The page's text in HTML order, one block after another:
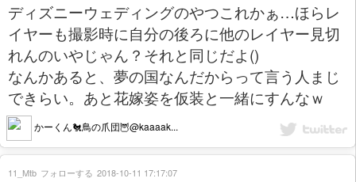
ディズニーウェディングのやつこれかぁ…ほらレ
イヤーも撮影時に自分の後ろに他のレイヤー見切
れんのいやじゃん？それと同じだよ()
なんかあると、夢の国なんだからって言う人まじ
できらい。あと花嫁姿を仮装と一緒にすんなｗ
かーくん🐔鳥の爪団🦉@kaaaak...
11_Mtb フォローする 2018-10-11 17:17:07